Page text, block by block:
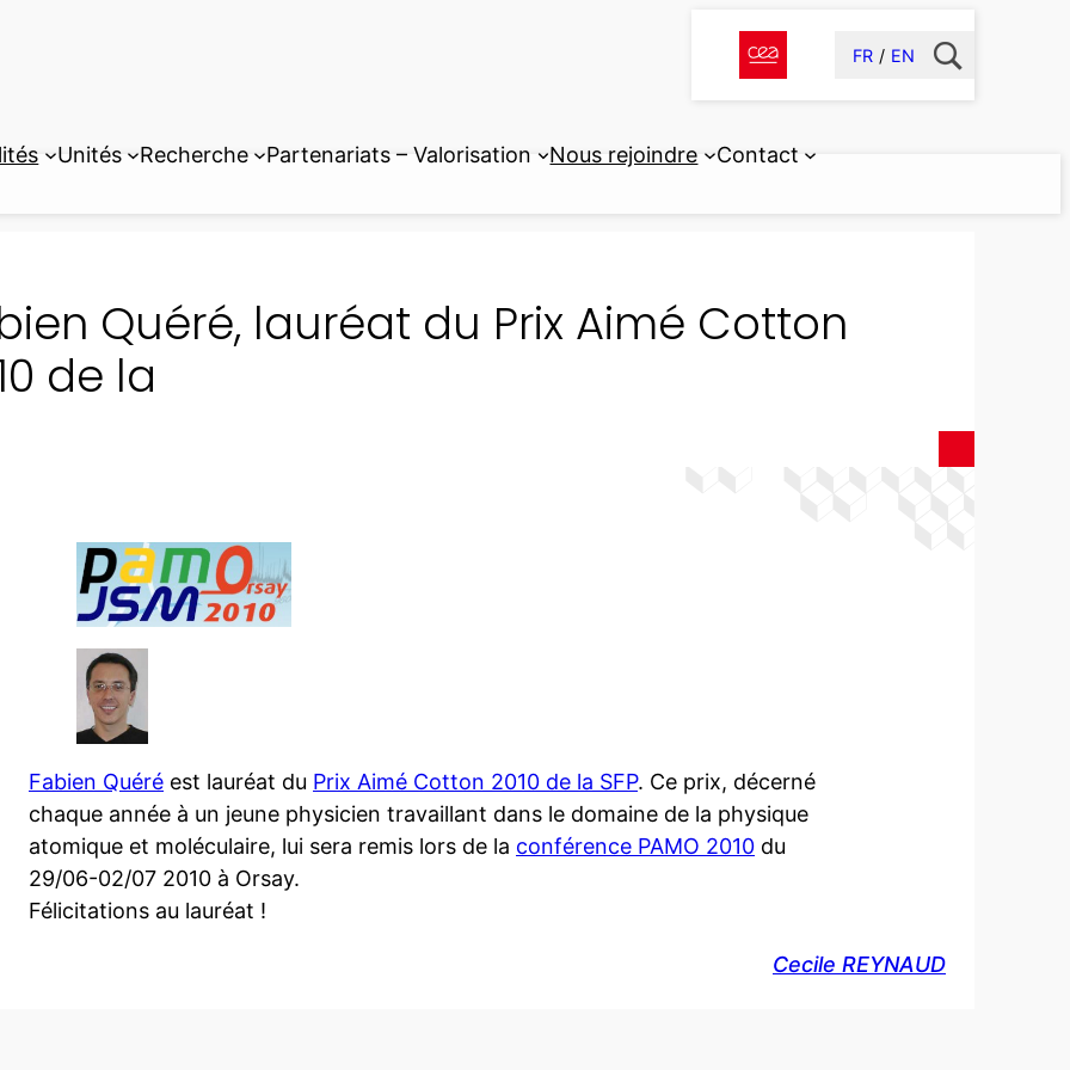
FR EN
Unités Recherche Partenariats – Valorisation Nous rejoindre Contact
Quéré, lauréat du Prix Aimé Cotton
de la
Fabien Quéré est lauréat du Prix Aimé Cotton 2010 de la SFP. Ce prix, décerné
chaque année à un jeune physicien travaillant dans le domaine de la physique
atomique et moléculaire, lui sera remis lors de la conférence PAMO 2010 du
29/06-02/07 2010 à Orsay.
Félicitations au lauréat !
Cecile REYNAUD